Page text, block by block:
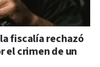
fiscalía rechazó
el crimen de un